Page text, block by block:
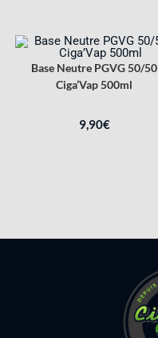
Base Neutre PGVG 50/50
Ciga’Vap 500ml
9,90€